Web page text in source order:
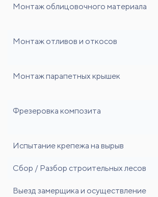
Монтаж облицовочного материала
Монтаж отливов и откосов
Монтаж парапетных крышек
Фрезеровка композита
Испытание крепежа на вырыв
Сбор / Разбор строительных лесов
Выезд замерщика и осуществление